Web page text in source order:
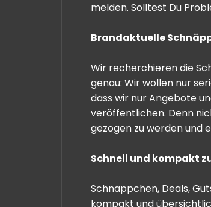
melden. Solltest Du
Brandaktuelle
Wir recherchieren die
genau: Wir wollen nur
dass wir nur Angebote
veröffentlichen. Denn
gezogen zu werden und
Schnell und kompakt
Schnäppchen, Deals,
kompakt und